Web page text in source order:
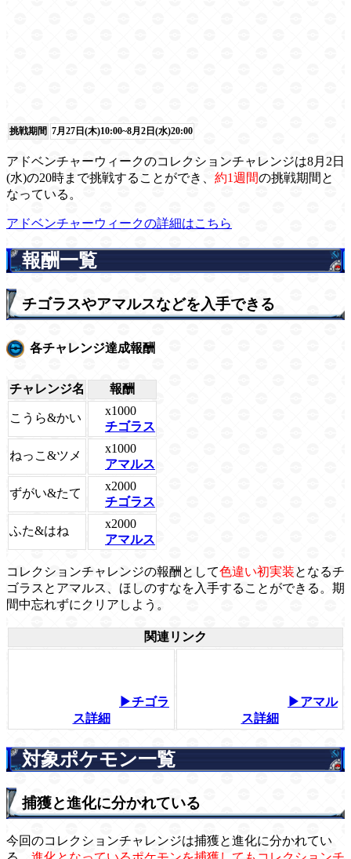
挑戦期間 7月27日(木)10:00~8月2日(水)20:00
アドベンチャーウィークのコレクションチャレンジは8月2日
(水)の20時まで挑戦することができ、 約1週間の挑戦期間と
なっている。
アドベンチャーウィークの詳細はこちら
報酬一覧
チゴラスやアマルスなどを入手できる
各チャレンジ達成報酬
チャレンジ名 報酬
こうら&かい
x1000
チゴラス
ねっこ&ツメ
x1000
アマルス
ずがい&たて
x2000
チゴラス
ふた&はね
x2000
アマルス
コレクションチャレンジの報酬として色違い初実装となるチ
ゴラスとアマルス、ほしのすなを入手することができる。期
間中忘れずにクリアしよう。
関連リンク
▶チゴラ
ス詳細
▶アマル
ス詳細
対象ポケモン一覧
捕獲と進化に分かれている
今回のコレクションチャレンジは捕獲と進化に分かれてい